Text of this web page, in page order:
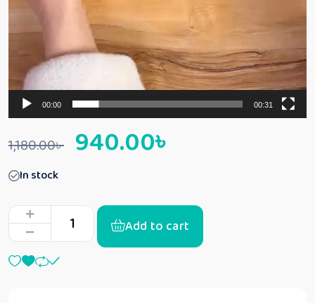
00:00 00:31
1,180.00৳ 940.00৳
In stock
Add to cart